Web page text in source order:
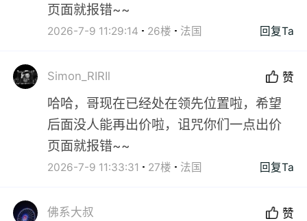
页面就报错~~
2026-7-9 11:29:14 26楼 法国 回复Ta
Simon_RIRIl 赞
哈哈，哥现在已经处在领先位置啦，希望
后面没人能再出价啦，诅咒你们一点出价
页面就报错~~
2026-7-9 11:33:31 27楼 法国 回复Ta
佛系大叔 赞